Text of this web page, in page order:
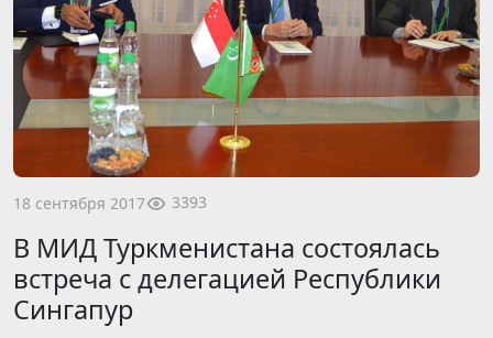
18 сентября 2017 3393
В МИД Туркменистана состоялась
встреча с делегацией Республики
Сингапур